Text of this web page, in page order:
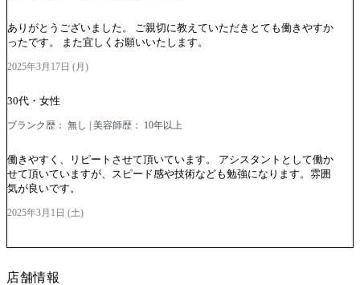
ありがとうございました。 ご親切に教えていただきとても働きやすか
ったです。 また宜しくお願いいたします。
2025年3月17日 (月)
30代・女性
ブランク歴： 無し | 美容師歴： 10年以上
働きやすく、リピートさせて頂いています。 アシスタントとして働か
せて頂いていますが、スピード感や技術なども勉強になります。雰囲
気が良いです。
2025年3月1日 (土)
店舗情報